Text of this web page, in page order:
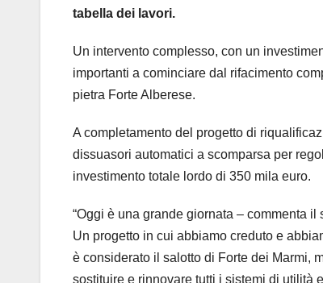
tabella dei lavori.
Un intervento complesso, con un
importanti a cominciare dal rifacimento
pietra Forte Alberese.
A completamento del progetto di
dissuasori automatici a scomparsa per
investimento totale lordo di 350 mila euro.
“Oggi è una grande giornata – commenta
Un progetto in cui abbiamo creduto e
è considerato il salotto di Forte dei Marmi,
sostituire e rinnovare tutti i sistemi di utilità